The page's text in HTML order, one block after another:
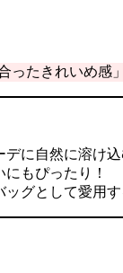
ったきれいめ感
デに自然に溶け込
もぴったり！
グとして愛用